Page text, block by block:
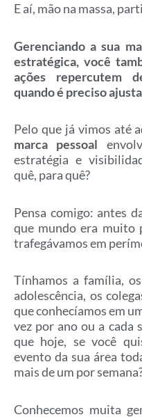
E aí, mão na massa,
Gerenciando a sua
estratégica, você
ações repercutem
quando é preciso
Pelo que já vimos até
marca pessoal
estratégia e
quê, para quê?
Pensa comigo: antes
que mundo era muito
trafegávamos em
Tínhamos a família,
adolescência, os
que conhecíamos em
vez por ano ou a cada
que hoje, se você
evento da sua área
mais de um por
Conhecemos muita